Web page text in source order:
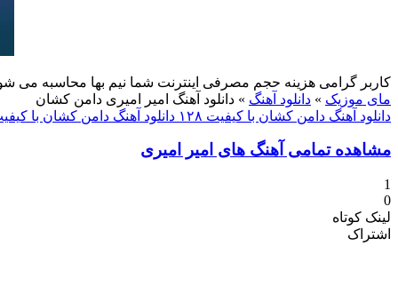
کاربر گرامی هزینه حجم مصرفی اینترنت شما نیم بها محاسبه می
مای موزیک » دانلود آهنگ » دانلود آهنگ امیر امیری دامن کشان
دانلود آهنگ دامن کشان با کیفیت ۱۲۸
دانلود آهنگ دامن کشان با کیفیت
مشاهده تمامی آهنگ های امیر امیری
1
0
لینک کوتاه
اشتراک